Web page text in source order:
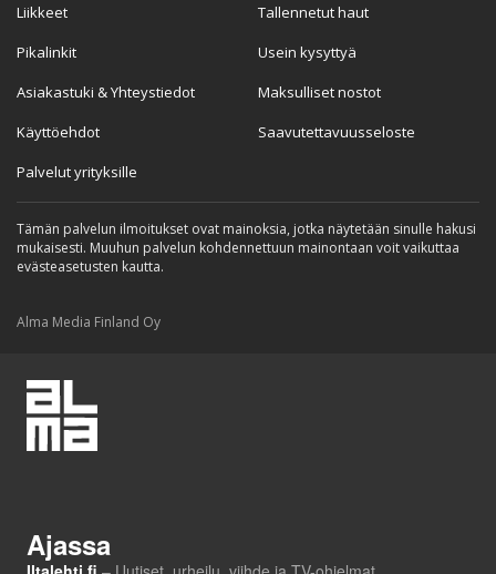
Liikkeet
Pikalinkit
Asiakastuki & Yhteystiedot
Käyttöehdot
Palvelut yrityksille
Tallennetut haut
Usein kysyttyä
Maksulliset nostot
Saavutettavuusseloste
Tämän palvelun ilmoitukset ovat mainoksia, jotka näytetään sinulle hakusi
mukaisesti. Muuhun palvelun kohdennettuun mainontaan voit vaikuttaa
evästeasetusten kautta.
Alma Media Finland Oy